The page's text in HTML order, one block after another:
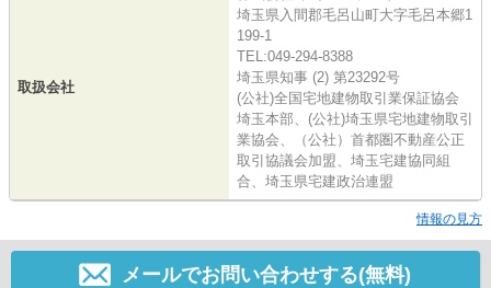
取扱会社
埼玉県入間郡毛呂山町大字毛呂本郷1
199-1
TEL:049-294-8388
埼玉県知事 (2) 第23292号
(公社)全国宅地建物取引業保証協会
埼玉本部、(公社)埼玉県宅地建物取引
業協会、（公社）首都圏不動産公正
取引協議会加盟、埼玉宅建協同組
合、埼玉県宅建政治連盟
情報の見方
メールでお問い合わせする(無料)